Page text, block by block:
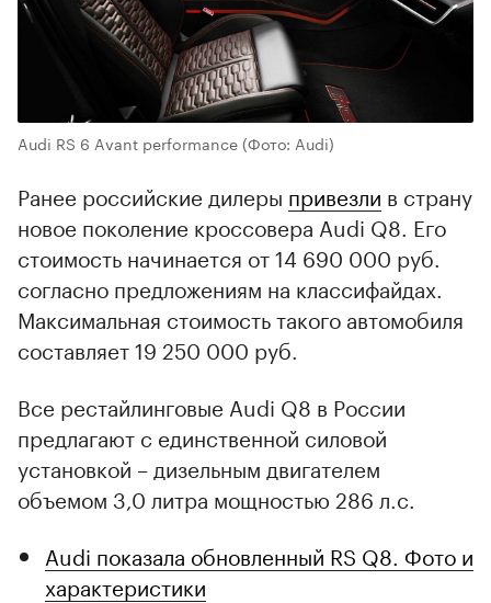
Audi RS 6 Avant performance(Фото: Audi)
Ранее российские дилеры привезли в страну
новое поколение кроссовера Audi Q8. Его
стоимость начинается от 14 690 000 руб.
согласно предложениям на классифайдах.
Максимальная стоимость такого автомобиля
составляет 19 250 000 руб.
Все рестайлинговые Audi Q8 в России
предлагают с единственной силовой
установкой – дизельным двигателем
объемом 3,0 литра мощностью 286 л.с.
Audi показала обновленный RS Q8. Фото и
характеристики